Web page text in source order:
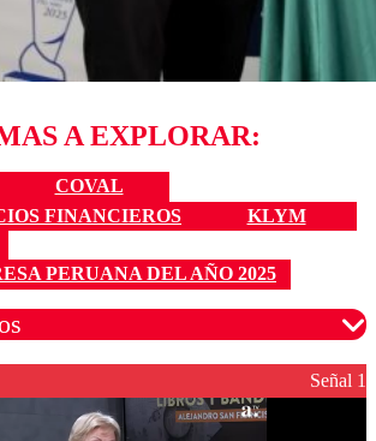
A EXPLORAR:
COVAL
FINANCIEROS
KLYM
PERUANA DEL AÑO 2025
son moderados para garantizar un
diálogo respetuoso.
Señal 1